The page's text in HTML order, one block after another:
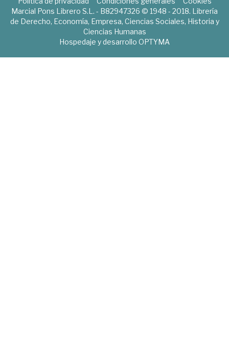
Marcial Pons Librero S.L. - B82947326 © 1948 - 2018. Librería
de Derecho, Economía, Empresa, Ciencias Sociales, Historia y
Ciencias Humanas
Hospedaje y desarrollo OPTYMA